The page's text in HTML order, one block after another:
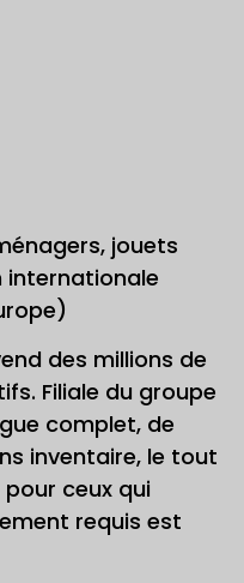
jouets
internationale
des millions de
Filiale du groupe
complet, de
inventaire, le tout
ceux qui
requis est